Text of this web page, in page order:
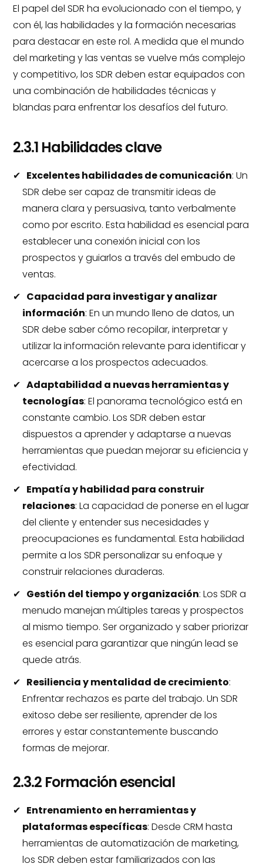
El papel del SDR ha evolucionado con el tiempo, y
con él, las habilidades y la formación necesarias
para destacar en este rol. A medida que el mundo
del marketing y las ventas se vuelve más complejo
y competitivo, los SDR deben estar equipados con
una combinación de habilidades técnicas y
blandas para enfrentar los desafíos del futuro.
2.3.1 Habilidades clave
Excelentes habilidades de comunicación: Un
SDR debe ser capaz de transmitir ideas de
manera clara y persuasiva, tanto verbalmente
como por escrito. Esta habilidad es esencial para
establecer una conexión inicial con los
prospectos y guiarlos a través del embudo de
ventas.
Capacidad para investigar y analizar
información: En un mundo lleno de datos, un
SDR debe saber cómo recopilar, interpretar y
utilizar la información relevante para identificar y
acercarse a los prospectos adecuados.
Adaptabilidad a nuevas herramientas y
tecnologías: El panorama tecnológico está en
constante cambio. Los SDR deben estar
dispuestos a aprender y adaptarse a nuevas
herramientas que puedan mejorar su eficiencia y
efectividad.
Empatía y habilidad para construir
relaciones: La capacidad de ponerse en el lugar
del cliente y entender sus necesidades y
preocupaciones es fundamental. Esta habilidad
permite a los SDR personalizar su enfoque y
construir relaciones duraderas.
Gestión del tiempo y organización: Los SDR a
menudo manejan múltiples tareas y prospectos
al mismo tiempo. Ser organizado y saber priorizar
es esencial para garantizar que ningún lead se
quede atrás.
Resiliencia y mentalidad de crecimiento:
Enfrentar rechazos es parte del trabajo. Un SDR
exitoso debe ser resiliente, aprender de los
errores y estar constantemente buscando
formas de mejorar.
2.3.2 Formación esencial
Entrenamiento en herramientas y
plataformas específicas: Desde CRM hasta
herramientas de automatización de marketing,
los SDR deben estar familiarizados con las